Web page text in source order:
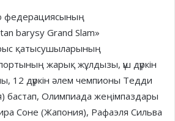
федерациясының
barysy Grand Slam»
қатысушыларының
жарық жұлдызы, үш дүркін
12 дүркін әлем чемпионы Тедди
Олимпиада жеңімпаздары
Соне (Жапония), Рафаэля Сильва